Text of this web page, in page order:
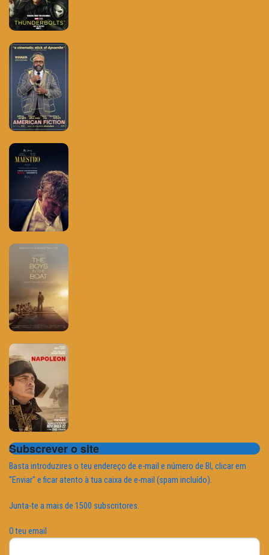
Subscrever o site
Basta introduzires o teu endereço de e-mail e número de BI, clicar em
"Enviar" e ficar atento à tua caixa de e-mail (spam incluído).
Junta-te a mais de 1500 subscritores.
O teu email